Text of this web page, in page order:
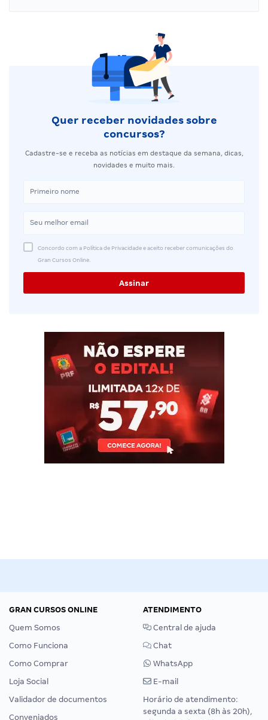
Quer receber novidades sobre
concursos?
Cadastre-se e receba as notícias em destaque da semana, dicas,
novidades e muito mais.
Concordo com a Política de Privacidade e aceito receber comunicações do
Gran Cursos Online.
GRAN CURSOS ONLINE
Quem Somos
Como Funciona
Como Comprar
Loja Social
Validador de documentos
Conveniados
ATENDIMENTO
Central de ajuda
Chat
WhatsApp
E-mail
Horário de atendimento:
segunda a sexta (8h às 20h),